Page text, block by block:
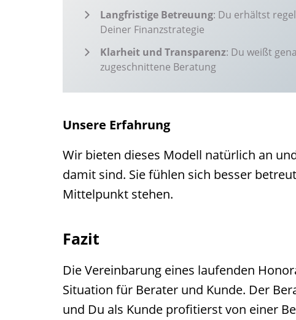
Langfristige Betreuung: Du erhältst
Deiner Finanzstrategie
Klarheit und Transparenz: Du weißt
zugeschnittene Beratung
Unsere Erfahrung
Wir bieten dieses Modell natürlich an
damit sind. Sie fühlen sich besser
Mittelpunkt stehen.
Fazit
Die Vereinbarung eines laufenden
Situation für Berater und Kunde. Der
und Du als Kunde profitierst von einer